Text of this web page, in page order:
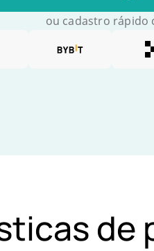
ou cadastro rápido
de